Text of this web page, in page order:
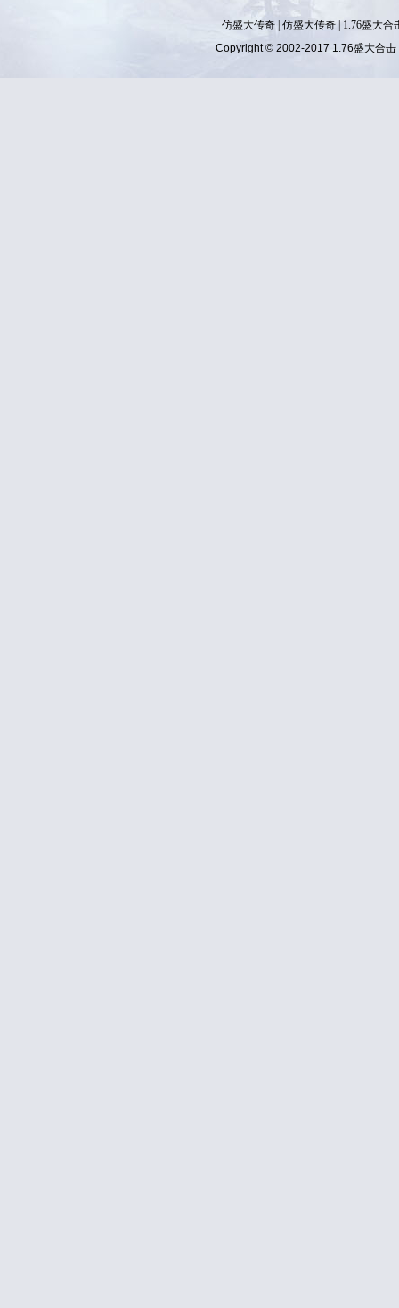
仿盛大传奇| 仿盛大传奇|
1.76盛大合
Copyright © 2002-2017 1.76盛大合击